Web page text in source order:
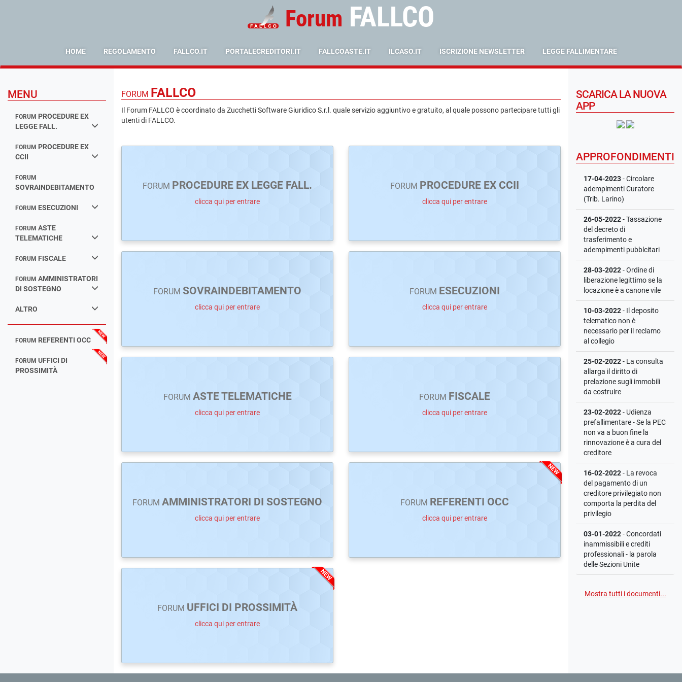
Forum FALLCO
HOME REGOLAMENTO FALLCO.IT PORTALECREDITORI.IT FALLCOASTE.IT ILCASO.IT ISCRIZIONE NEWSLETTER LEGGE FALLIMENTARE
MENU
FORUM PROCEDURE EX
LEGGE FALL.
FORUM PROCEDURE EX
CCII
FORUM
SOVRAINDEBITAMENTO
FORUM ESECUZIONI
FORUM ASTE
TELEMATICHE
FORUM FISCALE
FORUM AMMINISTRATORI
DI SOSTEGNO
ALTRO
FORUM REFERENTI OCC
FORUM UFFICI DI
PROSSIMITÀ
FORUM FALLCO
Il Forum FALLCO è coordinato da Zucchetti Software Giuridico S.r.l. quale servizio aggiuntivo e gratuito, al quale possono partecipare tutti gli
utenti di FALLCO.
FORUM PROCEDURE EX LEGGE FALL.
clicca qui per entrare
FORUM PROCEDURE EX CCII
clicca qui per entrare
FORUM SOVRAINDEBITAMENTO
clicca qui per entrare
FORUM ESECUZIONI
clicca qui per entrare
FORUM ASTE TELEMATICHE
clicca qui per entrare
FORUM FISCALE
clicca qui per entrare
FORUM AMMINISTRATORI DI SOSTEGNO
clicca qui per entrare
FORUM REFERENTI OCC
clicca qui per entrare
FORUM UFFICI DI PROSSIMITÀ
clicca qui per entrare
SCARICA LA NUOVA
APP
APPROFONDIMENTI
17-04-2023- Circolare
adempimenti Curatore
(Trib. Larino)
26-05-2022- Tassazione
del decreto di
trasferimento e
adempimenti pubblcitari
28-03-2022- Ordine di
liberazione legittimo se la
locazione è a canone vile
10-03-2022- Il deposito
telematico non è
necessario per il reclamo
al collegio
25-02-2022- La consulta
allarga il diritto di
prelazione sugli immobili
da costruire
23-02-2022- Udienza
prefallimentare - Se la PEC
non va a buon fine la
rinnovazione è a cura del
creditore
16-02-2022- La revoca
del pagamento di un
creditore privilegiato non
comporta la perdita del
privilegio
03-01-2022- Concordati
inammissibili e crediti
professionali - la parola
delle Sezioni Unite
Mostra tutti i documenti...